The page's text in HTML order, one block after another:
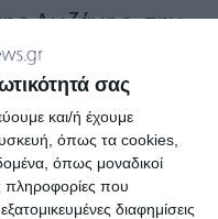
σας
και/ή έχουμε
όπως τα cookies,
όπως μοναδικοί
πληροφορίες που
διαφημίσεις
Λωζάνης, την
ότι όλα
και στην
εντυπωσιακές